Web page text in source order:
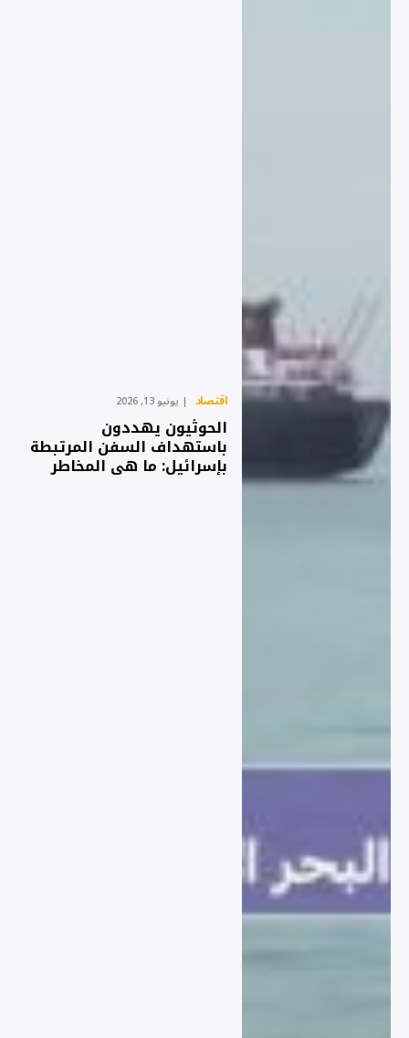
اقتصاد يونيو 13, 2026
الحوثيون يهددون
باستهداف السفن المرتبطة
بإسرائيل: ما هي المخاطر
على حركة الملاحة في البحر